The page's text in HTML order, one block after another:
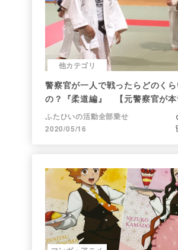
他カテゴリ
警察官が一人で戦ったらどのく
の？『柔道編』 【元警察官が本
ふたひいの活動全部乗せ
2020/05/16